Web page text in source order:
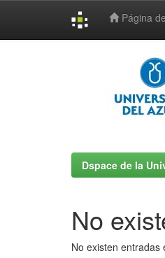
Página
Dspace de la
No
No existen entradas